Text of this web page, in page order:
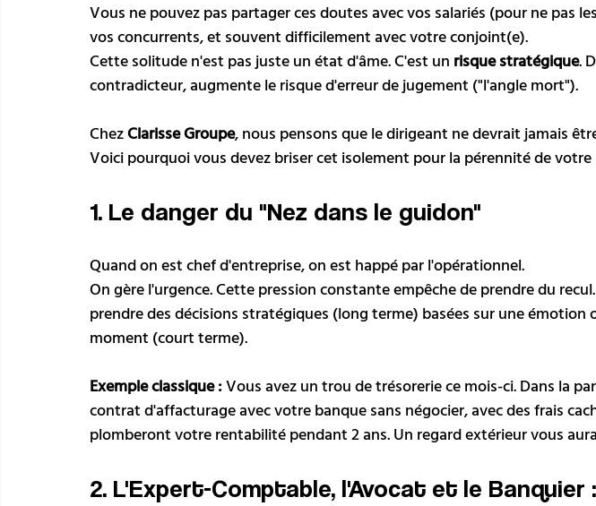
Vous ne pouvez pas partager ces doutes avec vos salariés (pour ne pas
vos concurrents, et souvent difficilement avec votre conjoint(e).
Cette solitude n'est pas juste un état d'âme. C'est un risque stratégique.
contradicteur, augmente le risque d'erreur de jugement ("l'angle mort").
Chez Clarisse Groupe, nous pensons que le dirigeant ne devrait jamais
Voici pourquoi vous devez briser cet isolement pour la pérennité de votre
1. Le danger du "Nez dans le guidon"
Quand on est chef d'entreprise, on est happé par l'opérationnel.
On gère l'urgence. Cette pression constante empêche de prendre du
prendre des décisions stratégiques (long terme) basées sur une émotion
moment (court terme).
Exemple classique : Vous avez un trou de trésorerie ce mois-ci. Dans la
contrat d'affacturage avec votre banque sans négocier, avec des frais
plomberont votre rentabilité pendant 2 ans. Un regard extérieur vous
2. L'Expert-Comptable, l'Avocat et le Banquier